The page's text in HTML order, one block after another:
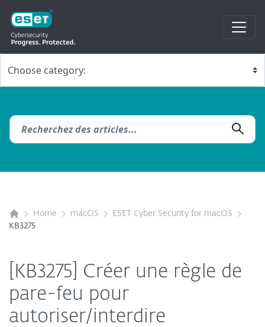
Home macOS
ESET Cyber Security for macOS
KB3275
[KB3275] Créer une règle de
pare-feu pour
autoriser/interdire